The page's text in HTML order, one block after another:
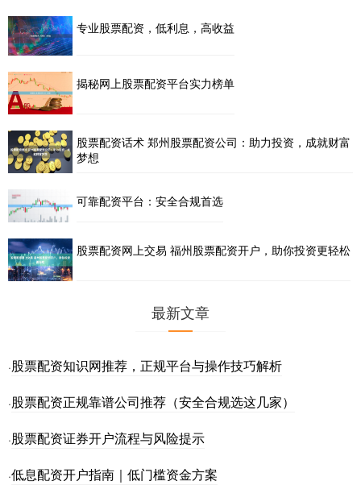
专业股票配资，低利息，高收益
揭秘网上股票配资平台实力榜单
股票配资话术 郑州股票配资公司：助力投资，成就财富
梦想
可靠配资平台：安全合规首选
股票配资网上交易 福州股票配资开户，助你投资更轻松
最新文章
·股票配资知识网推荐，正规平台与操作技巧解析
·股票配资正规靠谱公司推荐（安全合规选这几家）
·股票配资证券开户流程与风险提示
·低息配资开户指南｜低门槛资金方案